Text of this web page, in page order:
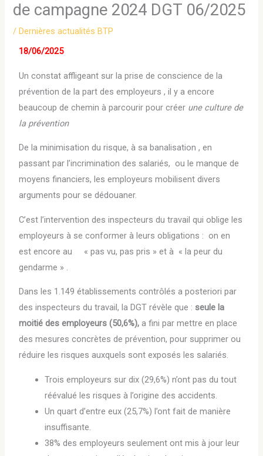
de campagne 2024 DGT 06/2025
/Dernières actualités BTP
18/06/2025
Un constat affligeant sur la prise de conscience de la
prévention de la part des employeurs , il y a encore
beaucoup de chemin à parcourir pour créer une culture de
la prévention
De la minimisation du risque, à sa banalisation , en
passant par l’incrimination des salariés, ou le manque de
moyens financiers, les employeurs mobilisent divers
arguments pour se dédouaner.
C’est l’intervention des inspecteurs du travail qui oblige les
employeurs à se conformer à leurs obligations : on en
est encore au « pas vu, pas pris » et à « la peur du
gendarme » .
Dans les 1.149 établissements contrôlés a posteriori par
des inspecteurs du travail, la DGT révèle que : seule la
moitié des employeurs (50,6%), a fini par mettre en place
des mesures concrètes de prévention, pour supprimer ou
réduire les risques auxquels sont exposés les salariés.
Trois employeurs sur dix (29,6%) n’ont pas du tout
réévalué les risques à l’origine des accidents.
Un quart d’entre eux (25,7%) l’ont fait de manière
insuffisante.
38% des employeurs seulement ont mis à jour leur